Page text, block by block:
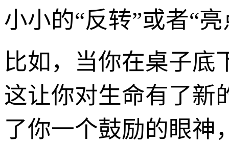
小小的“反转”或者“
比如，当你在桌子底
这让你对生命有了新
了你一个鼓励的眼神